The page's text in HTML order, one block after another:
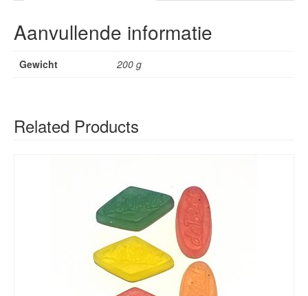
Aanvullende informatie
Gewicht 200 g
Related Products